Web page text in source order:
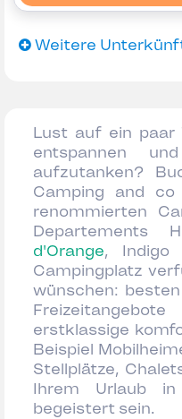
Weitere
Lust auf ein paar
entspannen
aufzutanken?
Camping and
renommierten
Departements
d'Orange, Indigo
Campingplatz
wünschen:
erstklassige
Beispiel
Stellplätze,
Ihrem Urlaub
begeistert sein.